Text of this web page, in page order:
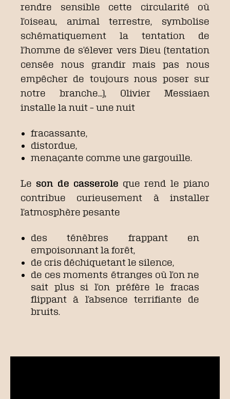
rendre sensible cette circularité où
l’oiseau, animal terrestre, symbolise
schématiquement la tentation de
l’homme de s’élever vers Dieu (tentation
censée nous grandir mais pas nous
empêcher de toujours nous poser sur
notre branche…), Olivier Messiaen
installe la nuit – une nuit
fracassante,
distordue,
menaçante comme une gargouille.
Leson de casserole que rend le piano
contribue curieusement à installer
l’atmosphère pesante
des ténèbres frappant en
empoisonnant la forêt,
de cris déchiquetant le silence,
de ces moments étranges où l’on ne
sait plus si l’on préfère le fracas
flippant à l’absence terrifiante de
bruits.